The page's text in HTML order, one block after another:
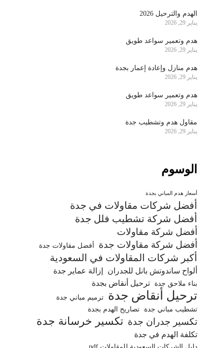
الهدم والترحيل 2026
يناير 29, 2026
هدم وتعمير سواعد طويق
يناير 29, 2026
هدم منازل وإعادة إعمار بجدة
يناير 29, 2026
هدم وتعمير سواعد طويق
يناير 29, 2026
مقاول هدم وتشطيب جدة
يناير 29, 2026
الوسوم
أسعار هدم المباني بجدة
أفضل شركات مقاولات في جدة
أفضل شركة تشطيب فلل جدة
أفضل شركة مقاولات
أفضل شركة مقاولات جدة
أفضل مقاولات جدة
أكبر شركات المقاولات في السعودية
ألواح ساندوتش بانل للجدران إزالة عماير جدة
بناء ملاحق جدة ترحيل أنقاض بجدة
ترحيل أنقاض جدة
ترميم مباني جدة
تشطيب مباني جدة
تصاريح الهدم بجدة
تكسير جدران جدة تكسير خرسانة جدة
تكلفة الهدم في جدة